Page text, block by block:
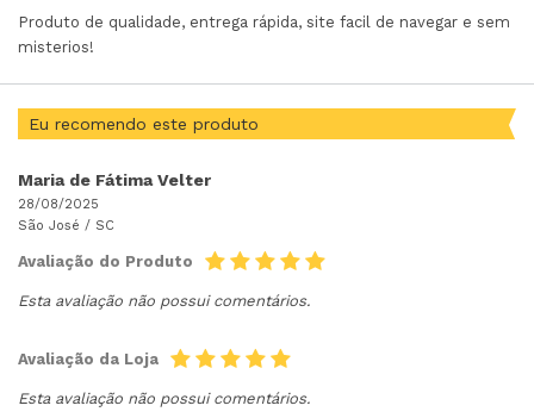
Produto de qualidade, entrega rápida, site facil de navegar e sem
misterios!
Eu recomendo este produto
Maria de Fátima Velter
28/08/2025
São José / SC
Avaliação do Produto
Esta avaliação não possui comentários.
Avaliação da Loja
Esta avaliação não possui comentários.